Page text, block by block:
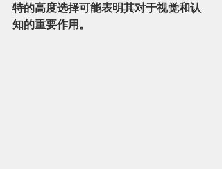
特的高度选择可能表明其对于视觉和认
知的重要作用。